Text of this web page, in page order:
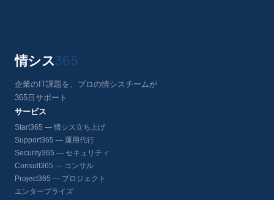
情シス365
企業のIT課題を、プロの情シスチームが
365日サポート
サービス
Start365 — 情シス立ち上げ
Support365 — 運用代行
Security365 — セキュリティ
Consult365 — コンサル
Project365 — プロジェクト
エンタープライズ